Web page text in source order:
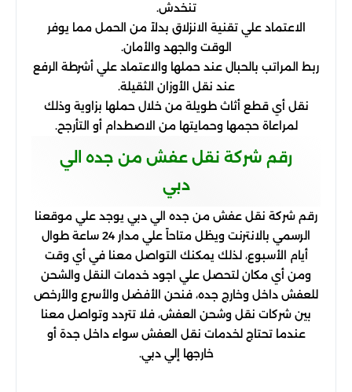
تنخدش.
الاعتماد علي تقنية الانزلاق بدلاً من الحمل مما يوفر
الوقت والجهد والأمان.
ربط المراتب بالحبال عند حملها والاعتماد علي أشرطة الرفع
عند نقل الأوزان الثقيلة.
نقل أي قطع أثاث طويلة من خلال حملها بزاوية وذلك
لمراعاة حجمها وحمايتها من الاصطدام أو التأرجح.
رقم شركة نقل عفش من جده الي
دبي
رقم شركة نقل عفش من جده الي دبي يوجد علي موقعنا
الرسمي بالانترنت ويظل متاحاً علي مدار 24 ساعة طوال
أيام الأسبوع، لذلك يمكنك التواصل معنا في أي وقت
ومن أي مكان لتحصل علي اجود خدمات النقل والشحن
للعفش داخل وخارج جده، فنحن الأفضل والأسرع والأرخص
بين شركات نقل وشحن العفش، فلا تتردد وتواصل معنا
عندما تحتاج لخدمات نقل العفش سواء داخل جدة أو
خارجها إلي دبي.